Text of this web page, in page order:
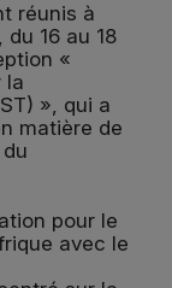
réunis à
16 au 18
«
la
», qui a
matière de
pour le
avec le